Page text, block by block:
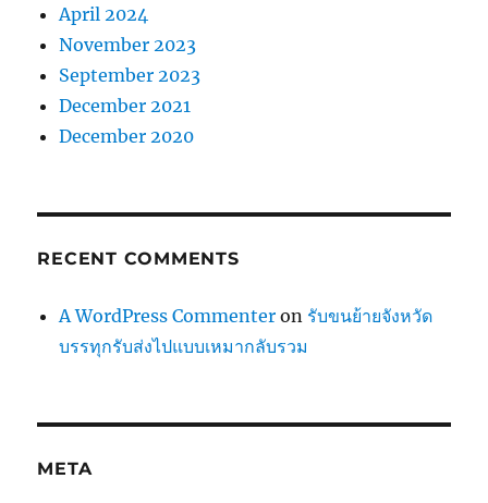
April 2024
November 2023
September 2023
December 2021
December 2020
RECENT COMMENTS
A WordPress Commenter on รับขนย้ายจังหวัด
บรรทุกรับส่งไปแบบเหมากลับรวม
META